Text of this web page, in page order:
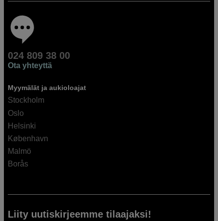
024 809 38 00
Ota yhteyttä
Myymälät ja aukioloajat
Stockholm
Oslo
Helsinki
København
Malmö
Borås
Liity uutiskirjeemme tilaajaksi!